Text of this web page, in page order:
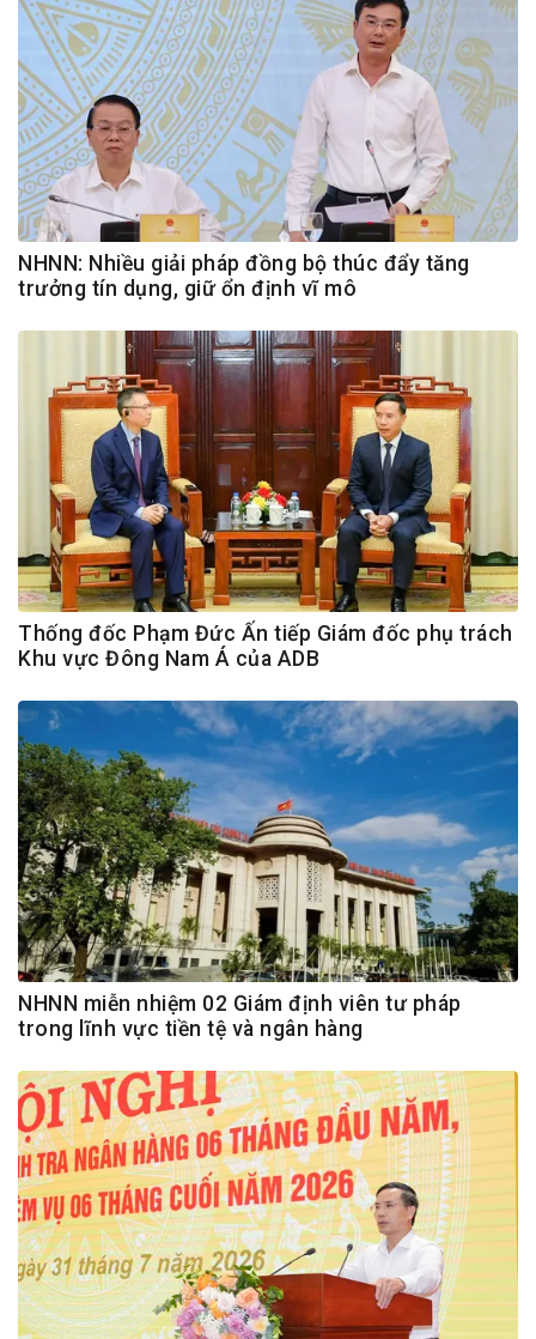
NHNN: Nhiều giải pháp đồng bộ thúc đẩy tăng
trưởng tín dụng, giữ ổn định vĩ mô
Thống đốc Phạm Đức Ấn tiếp Giám đốc phụ trách
Khu vực Đông Nam Á của ADB
NHNN miễn nhiệm 02 Giám định viên tư pháp
trong lĩnh vực tiền tệ và ngân hàng